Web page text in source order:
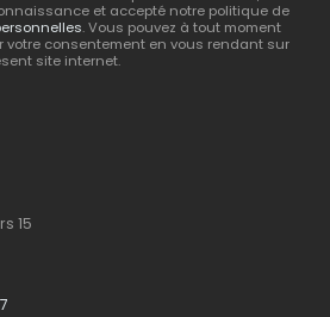
de vos animaux.
et accepté notre politique de
. Vous pouvez à tout moment
votre consentement en vous rendant sur
site internet.
15